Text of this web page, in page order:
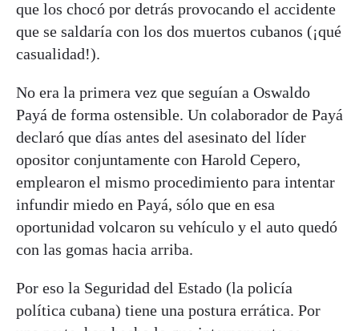
que los chocó por detrás provocando el accidente
que se saldaría con los dos muertos cubanos (¡qué
casualidad!).
No era la primera vez que seguían a Oswaldo
Payá de forma ostensible. Un colaborador de Payá
declaró que días antes del asesinato del líder
opositor conjuntamente con Harold Cepero,
emplearon el mismo procedimiento para intentar
infundir miedo en Payá, sólo que en esa
oportunidad volcaron su vehículo y el auto quedó
con las gomas hacia arriba.
Por eso la Seguridad del Estado (la policía
política cubana) tiene una postura errática. Por